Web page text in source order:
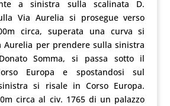
a sinistra sulla scalinata D.
Via Aurelia si prosegue verso
circa, superata una curva si
Aurelia per prendere sulla sinistra
Somma, si passa sotto il
Europa e spostandosi sul
si risale in Corso Europa.
circa al civ. 1765 di un palazzo